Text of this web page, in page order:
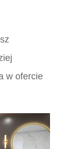
w ofercie